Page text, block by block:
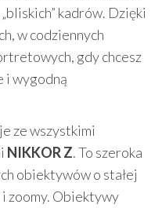
kadrów. Dzięki
w codziennych
gdy chcesz
i wygodną
ze wszystkimi
NIKKOR Z. To szeroka
obiektywów o stałej
zoomy. Obiektywy